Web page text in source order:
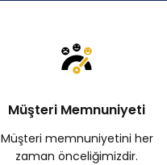
Müşteri Memnuniyeti
Müşteri memnuniyetini her
zaman önceliğimizdir.